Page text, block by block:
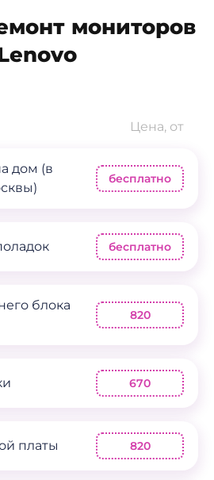
мониторов
Цена, от
дом (в
бесплатно
бесплатно
блока
820
670
платы 820